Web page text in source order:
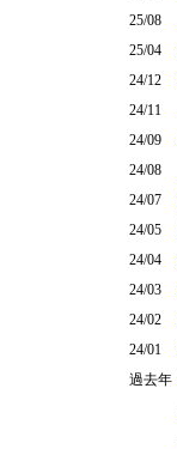
25/08
25/04
24/12
24/11
24/09
24/08
24/07
24/05
24/04
24/03
24/02
24/01
過去年